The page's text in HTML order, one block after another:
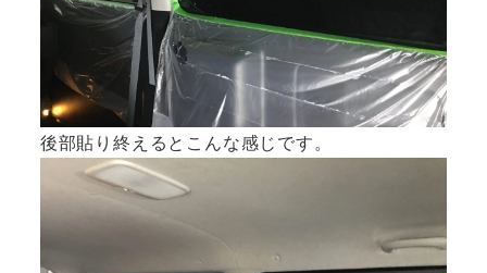
後部貼り終えるとこんな感じです。